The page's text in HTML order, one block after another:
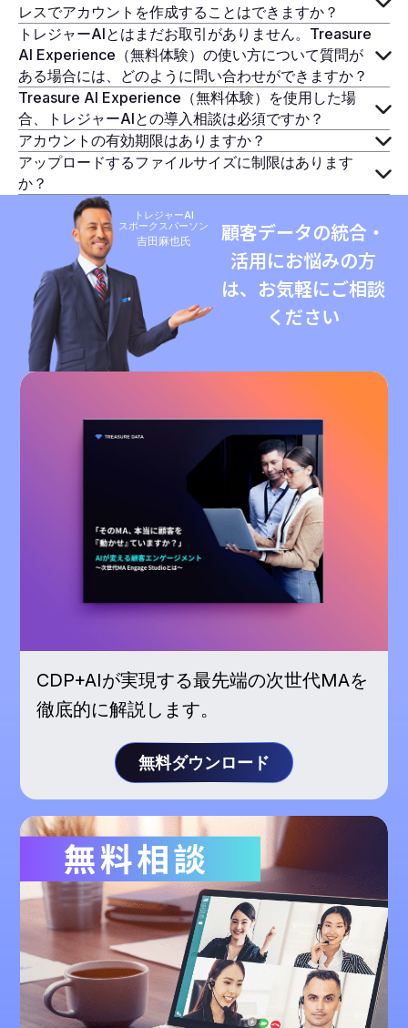
レスでアカウントを作成することはできますか？
トレジャーAIとはまだお取引がありません。Treasure
AI Experience（無料体験）の使い方について質問が
ある場合には、どのように問い合わせができますか？
Treasure AI Experience（無料体験）を使用した場
合、トレジャーAIとの導入相談は必須ですか？
アカウントの有効期限はありますか？
アップロードするファイルサイズに制限はあります
か？
トレジャーAI
スポークスパーソン
吉田麻也氏
顧客データの統合・
活用にお悩みの方
は、お気軽にご相談
ください
CDP+AIが実現する最先端の次世代MAを
徹底的に解説します。
無料ダウンロード